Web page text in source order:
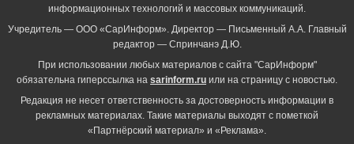
информационных технологий и массовых коммуникаций.
Учредитель — ООО «СарИнформ». Директор — Письменный А.А. Главный
редактор — Спринчанэ Д.Ю.
При использовании любых материалов с сайта "СарИнформ"
обязательна гиперссылка на sarinform.ru или на страницу с новостью.
Редакция не несет ответственность за достоверность информации в
рекламных материалах. Такие материалы выходят с пометкой
«Партнёрский материал» и «Реклама».